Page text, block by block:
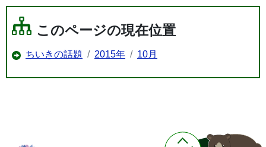
このページの現在位置
ちいきの話題 2015年 10月